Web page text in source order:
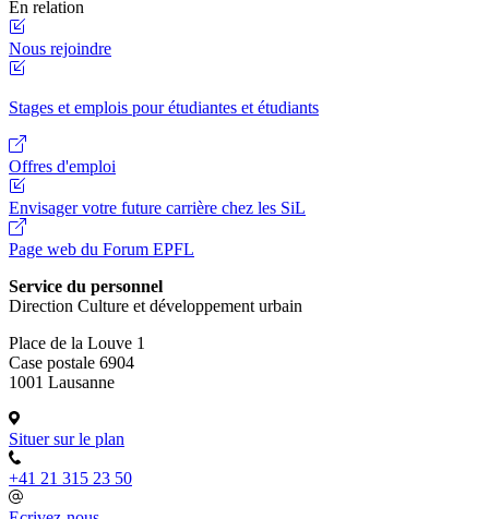
En relation
Nous rejoindre
Stages et emplois pour étudiantes et étudiants
Offres d'emploi
Envisager votre future carrière chez les SiL
Page web du Forum EPFL
Service du personnel
Direction Culture et développement urbain
Place de la Louve 1
Case postale 6904
1001 Lausanne
Situer sur le plan
+41 21 315 23 50